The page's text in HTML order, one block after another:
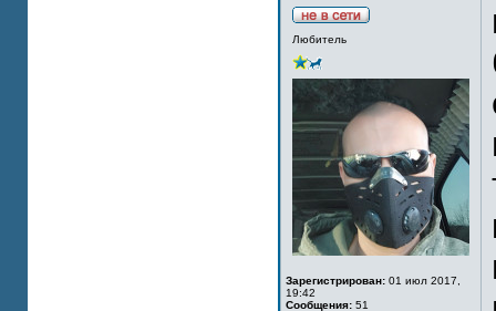
Любитель
Зарегистрирован: 01 июл 2017,
19:42
Сообщения: 51